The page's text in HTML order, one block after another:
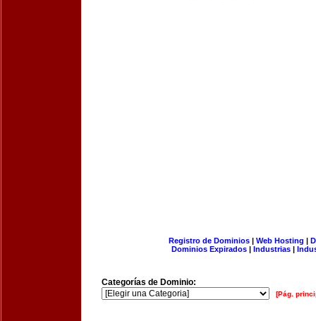
Registro de Dominios| Web Hosting |
Dominios Expirados | Industrias |
Categorías de Dominio:
[Pág.